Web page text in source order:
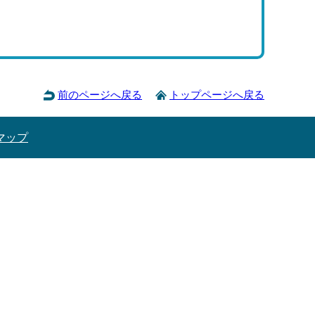
前のページへ戻る トップページへ戻る
ップ